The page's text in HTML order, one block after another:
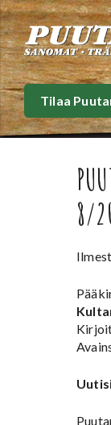
Siirry
sisältöön
Tilaa
8/